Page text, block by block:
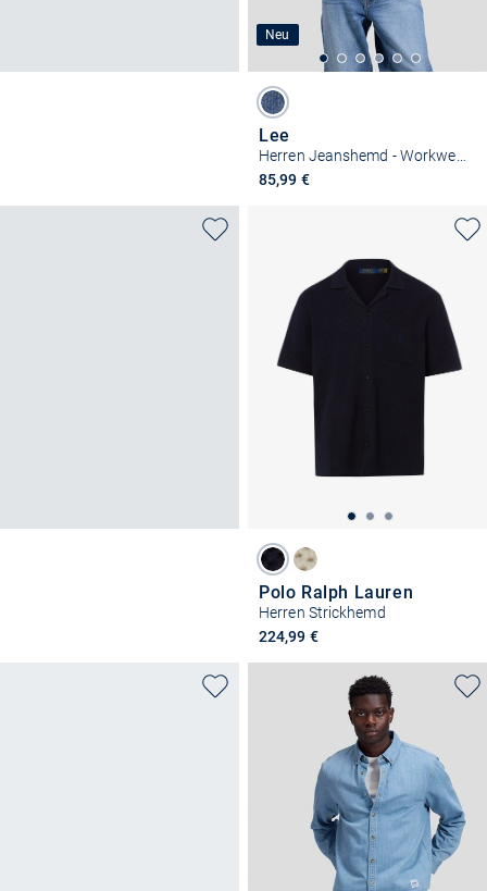
Neu
Lee
85,99 €
Polo Ralph Lauren
Herren Strickhemd
224,99 €